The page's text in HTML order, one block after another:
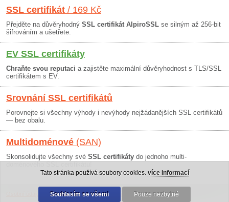
SSL certifikát / 169 Kč
Přejděte na důvěryhodný SSL certifikát AlpiroSSL se silným až 256-bit
šifrováním a ušetřete.
EV SSL certifikáty
Chraňte svou reputaci a zajistěte maximální důvěryhodnost s TLS/SSL
certifikátem s EV.
Srovnání SSL certifikátů
Porovnejte si všechny výhody i nevýhody nejžádanějších SSL certifikátů
— bez obalu.
Multidoménové (SAN)
Skonsolidujte všechny své SSL certifikáty do jednoho multi-
Obchodní podmínky|30 dní záruka
Tato stránka používá soubory cookies. více informací
Souhlasím se všemi Pouze nezbytné